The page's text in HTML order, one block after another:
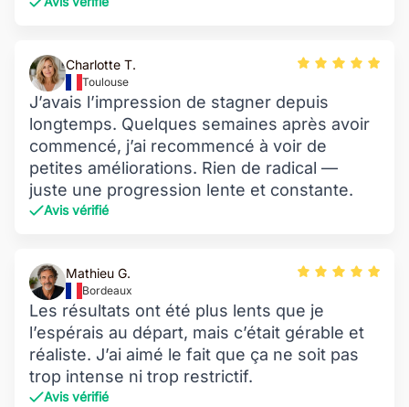
Charlotte T.
Toulouse
J’avais l’impression de stagner depuis
longtemps. Quelques semaines après avoir
commencé, j’ai recommencé à voir de
petites améliorations. Rien de radical —
juste une progression lente et constante.
Avis vérifié
Mathieu G.
Bordeaux
Les résultats ont été plus lents que je
l’espérais au départ, mais c’était gérable et
réaliste. J’ai aimé le fait que ça ne soit pas
trop intense ni trop restrictif.
Avis vérifié